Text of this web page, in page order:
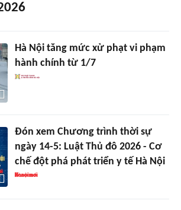
Hà Nội tăng mức xử phạt vi phạm
hành chính từ 1/7
Đón xem Chương trình thời sự
ngày 14-5: Luật Thủ đô 2026 - Cơ
chế đột phá phát triển y tế Hà Nội